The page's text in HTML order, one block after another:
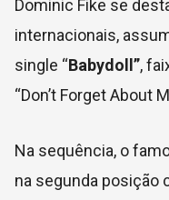
Dominic Fike se
internacionais,
single “Babydoll”,
“Don’t Forget About
Na sequência, o
na segunda posição